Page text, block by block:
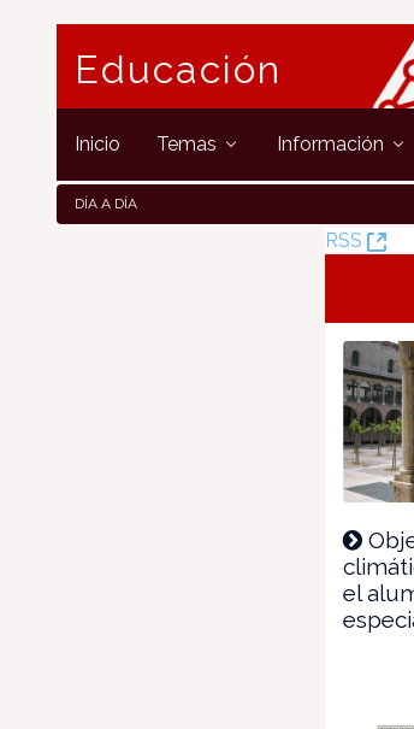
Educación
Inicio Temas Información
DÍA A DÍA
RSS
el